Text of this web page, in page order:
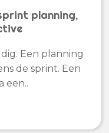
planning,
Een planning
de sprint. Een
een..